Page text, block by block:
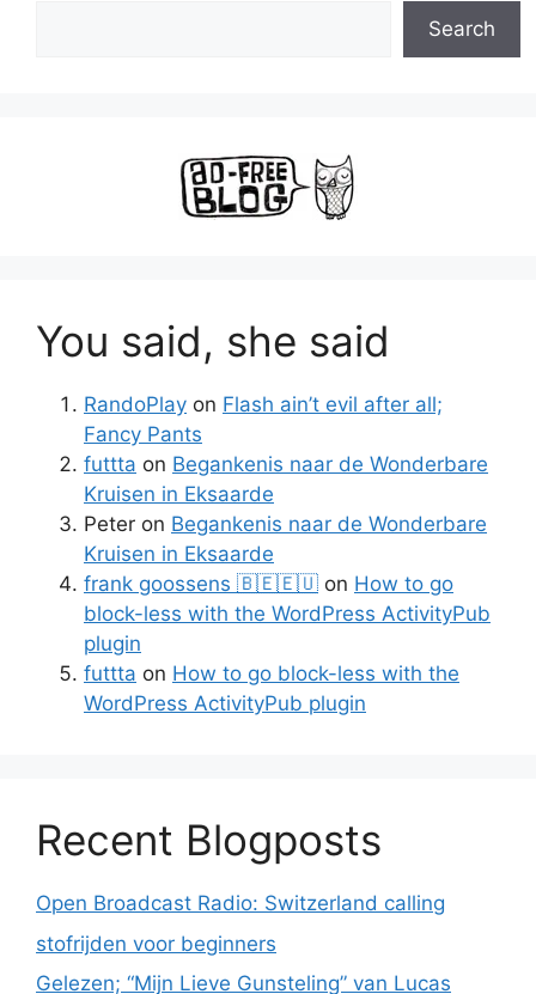
Search
You said, she said
RandoPlay on Flash ain’t evil after all;
Fancy Pants
futtta on Begankenis naar de Wonderbare
Kruisen in Eksaarde
Peter on Begankenis naar de Wonderbare
Kruisen in Eksaarde
frank goossens 🇧🇪🇪🇺 on How to go
block-less with the WordPress ActivityPub
plugin
futtta on How to go block-less with the
WordPress ActivityPub plugin
Recent Blogposts
Open Broadcast Radio: Switzerland calling
stofrijden voor beginners
Gelezen; “Mijn Lieve Gunsteling” van Lucas